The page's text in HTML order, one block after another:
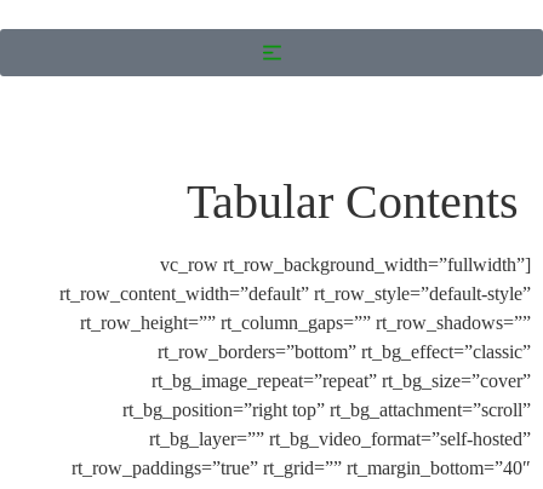
Tabular
[vc_row
rt_row_content_width=”default”
rt_row_height=”” rt_column_gaps=””
rt_row_borders=”bottom”
rt_bg_image_repeat=”repeat”
rt_bg_position=”right top”
rt_bg_layer=”” rt_bg_video_format=”self-
rt_row_paddings=”true” rt_grid=””